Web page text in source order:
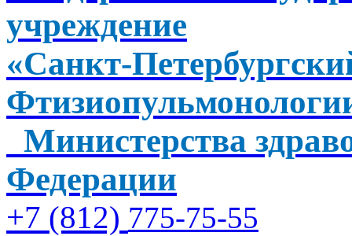
учреждение
«Санкт-
Министерства
Федерации
+7 (812) 775-75-55